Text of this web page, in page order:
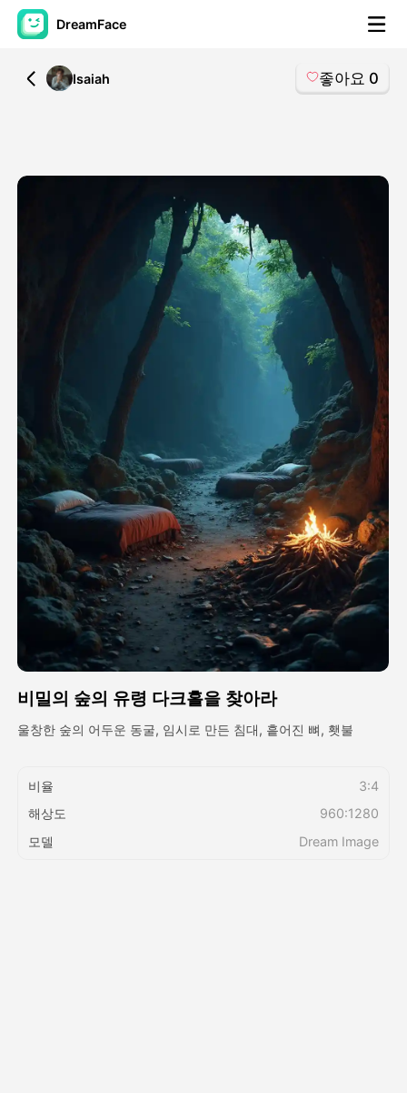
DreamFace
AI 도구
AI 영상
모든 도구 보기
템플릿
아바타 영상
▼
AI 영상
AI 사진 ▼
다른 도구
See All Templates
갤러리
블로그
All
Isaiah 좋아요 0
비밀의 숲의 유령 다크홀을 찾아라
울창한 숲의 어두운 동굴, 임시로 만든 침대, 흩어진 뼈, 횃불
비율
3:4
해상도
960:1280
모델
Dream Image